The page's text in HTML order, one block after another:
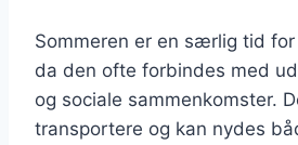
Sommeren er en særlig tid
da den ofte forbindes med
og sociale sammenkomster.
transportere og kan nydes